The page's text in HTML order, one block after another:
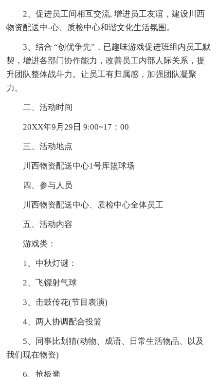
2、促进员工间相互交流, 增进员工友谊，建设川西
物资配送中-心、质检中心和谐文化生活氛围。
3、结合 “创优争先”，已趣味游戏促进班组内员工默
契，增进各部门协作能力，改善员工内部人际关系，提
升团队整体战斗力。让员工有归属感，加强团队凝聚
力。
二、活动时间
20XX年9月29日 9:00~17：00
三、活动地点
川西物资配送中心1号库篮球场
四、参与人员
川西物资配送中心、质检中心全体员工
五、活动内容
游戏类：
1、中秋灯谜：
2、飞镖射气球
3、击鼓传花(节目表演)
4、两人协调配合投篮
5、同事比划猜(动物、成语、日常生活物品、以及
我们现在物资)
6、抢板凳